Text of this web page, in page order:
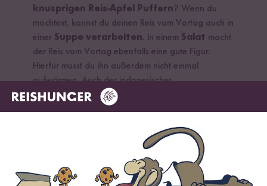
knusprigen Reis-Apfel Puffern? Wenn du
möchtest, kannst du deinen Reis vom Vortag auch in
einer Suppe verarbeiten. In einem Salat macht
der Reis vom Vortag ebenfalls eine gute Figur.
Hierfür musst du ihn außerdem nicht einmal
aufwärmen. Auch der indonesischer
Bratreis Nasi Goreng
schmeckt sogar noch viel besser mit Reis vom
Vortag. Außerdem kannst du ihn wunderbar
abwandeln und mit deinem Lieblingsgemüse
kombinieren. Wie du siehst, gibt es viele